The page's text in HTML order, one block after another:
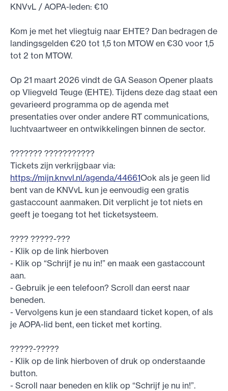
KNVvL / AOPA-leden: €10
Kom je met het vliegtuig naar EHTE? Dan bedragen de
landingsgelden €20 tot 1,5 ton MTOW en €30 voor 1,5
tot 2 ton MTOW.
Op 21 maart 2026 vindt de GA Season Opener plaats
op Vliegveld Teuge (EHTE). Tijdens deze dag staat een
gevarieerd programma op de agenda met
presentaties over onder andere RT communications,
luchtvaartweer en ontwikkelingen binnen de sector.
??????? ???????????
Tickets zijn verkrijgbaar via:
https://mijn.knvvl.nl/agenda/44661Ook als je geen lid
bent van de KNVvL kun je eenvoudig een gratis
gastaccount aanmaken. Dit verplicht je tot niets en
geeft je toegang tot het ticketsysteem.
???? ?????-???
- Klik op de link hierboven
- Klik op “Schrijf je nu in!” en maak een gastaccount
aan.
- Gebruik je een telefoon? Scroll dan eerst naar
beneden.
- Vervolgens kun je een standaard ticket kopen, of als
je AOPA-lid bent, een ticket met korting.
?????-?????
- Klik op de link hierboven of druk op onderstaande
button.
- Scroll naar beneden en klik op “Schrijf je nu in!”.